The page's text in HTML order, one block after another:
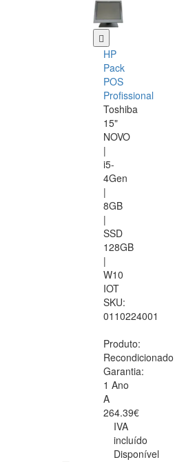
HP
Pack
POS
Profissional
Toshiba
15"
NOVO
|
i5-
4Gen
|
8GB
|
SSD
128GB
|
W10
IOT
SKU:
0110224001
Produto:
Recondicionado
Garantia:
1 Ano
A
264.39€
IVA
incluído
Disponível